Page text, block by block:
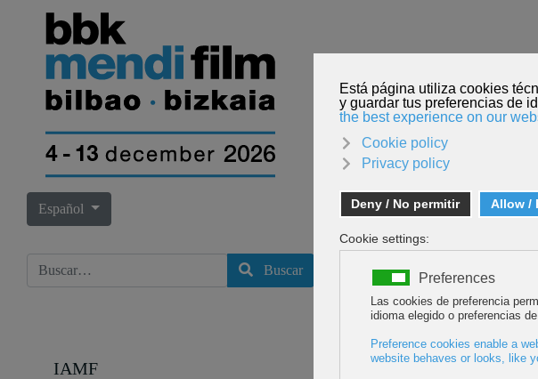
INICIO INSCRIPCIÓN
Seleccione su idioma
Español
Buscar Buscar
IAMF